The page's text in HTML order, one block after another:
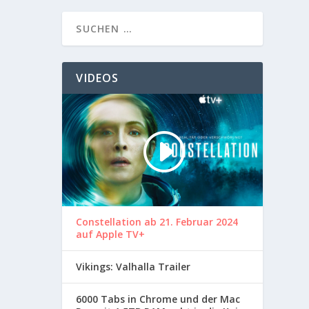
VIDEOS
Constellation ab 21. Februar 2024
auf Apple TV+
Vikings: Valhalla Trailer
6000 Tabs in Chrome und der Mac